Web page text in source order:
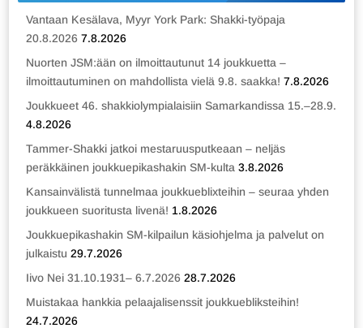
Vantaan Kesälava, Myyr York Park: Shakki-työpaja
20.8.2026 7.8.2026
Nuorten JSM:ään on ilmoittautunut 14 joukkuetta –
ilmoittautuminen on mahdollista vielä 9.8. saakka! 7.8.2026
Joukkueet 46. shakkiolympialaisiin Samarkandissa 15.–28.9.
4.8.2026
Tammer-Shakki jatkoi mestaruusputkeaan – neljäs
peräkkäinen joukkuepikashakin SM-kulta 3.8.2026
Kansainvälistä tunnelmaa joukkueblixteihin – seuraa yhden
joukkueen suoritusta livenä! 1.8.2026
Joukkuepikashakin SM-kilpailun käsiohjelma ja palvelut on
julkaistu 29.7.2026
Iivo Nei 31.10.1931– 6.7.2026 28.7.2026
Muistakaa hankkia pelaajalisenssit joukkuebliksteihin!
24.7.2026